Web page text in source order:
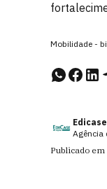
Mobilidade -
Edicase
Agência
Publicado em